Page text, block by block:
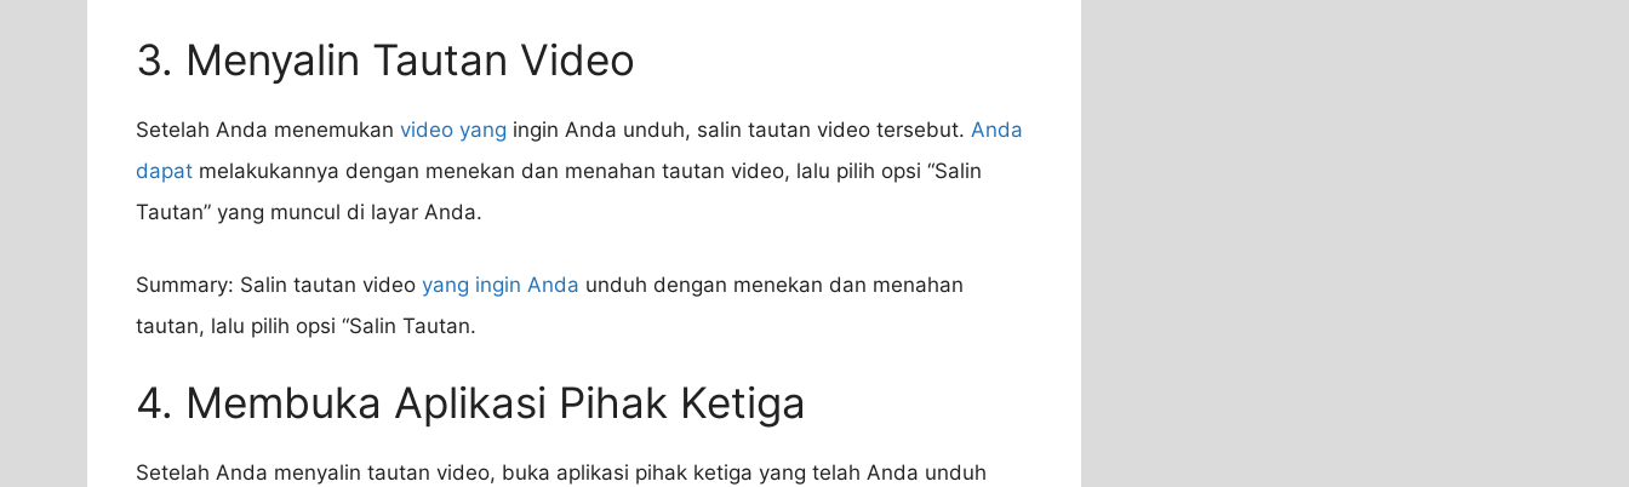
3. Menyalin Tautan Video
Setelah Anda menemukan video yang ingin Anda unduh, salin tautan video tersebut. Anda
dapat melakukannya dengan menekan dan menahan tautan video, lalu pilih opsi “Salin
Tautan” yang muncul di layar Anda.
Summary: Salin tautan video yang ingin Anda unduh dengan menekan dan menahan
tautan, lalu pilih opsi “Salin Tautan.
4. Membuka Aplikasi Pihak Ketiga
Setelah Anda menyalin tautan video, buka aplikasi pihak ketiga yang telah Anda unduh